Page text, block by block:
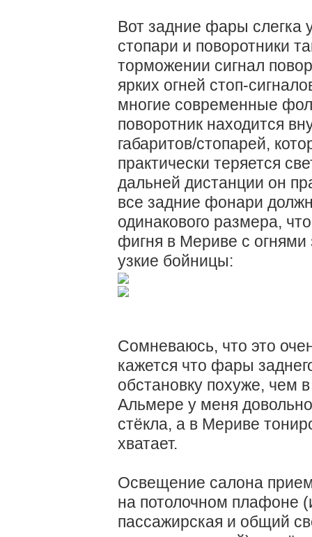
Вот задние фары слегка
стопари и поворотники
торможении сигнал
ярких огней стоп-
многие современные
поворотник находится
габаритов/стопарей,
практически теряется
дальней дистанции он
все задние фонари
одинакового размера,
фигня в Мериве с огнями
узкие бойницы:
Сомневаюсь, что это
кажется что фары
обстановку похуже, чем
Альмере у меня
стёкла, а в Мериве
хватает.
Освещение салона
на потолочном плафоне
пассажирская и общий